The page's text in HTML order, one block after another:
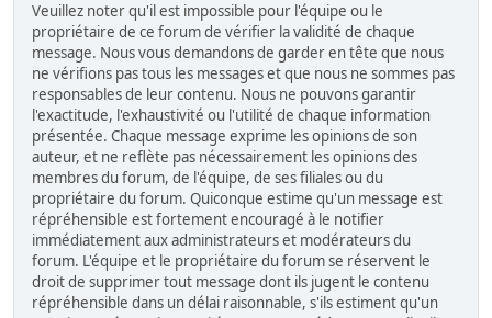
Veuillez noter qu'il est impossible pour l'équipe ou le
propriétaire de ce forum de vérifier la validité de chaque
message. Nous vous demandons de garder en tête que nous
ne vérifions pas tous les messages et que nous ne sommes pas
responsables de leur contenu. Nous ne pouvons garantir
l'exactitude, l'exhaustivité ou l'utilité de chaque information
présentée. Chaque message exprime les opinions de son
auteur, et ne reflète pas nécessairement les opinions des
membres du forum, de l'équipe, de ses filiales ou du
propriétaire du forum. Quiconque estime qu'un message est
répréhensible est fortement encouragé à le notifier
immédiatement aux administrateurs et modérateurs du
forum. L'équipe et le propriétaire du forum se réservent le
droit de supprimer tout message dont ils jugent le contenu
répréhensible dans un délai raisonnable, s'ils estiment qu'un